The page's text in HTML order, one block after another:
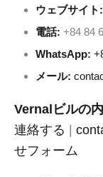
ウェブサイト:
電話: +84 84
WhatsApp:
メール:
Vernalビルの
連絡する |
せフォーム